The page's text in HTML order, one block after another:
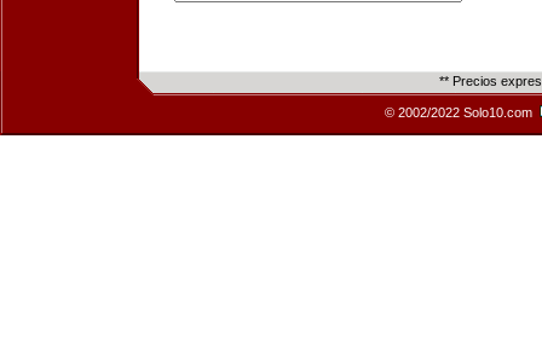
** Precios
© 2002/2022 Solo10.com